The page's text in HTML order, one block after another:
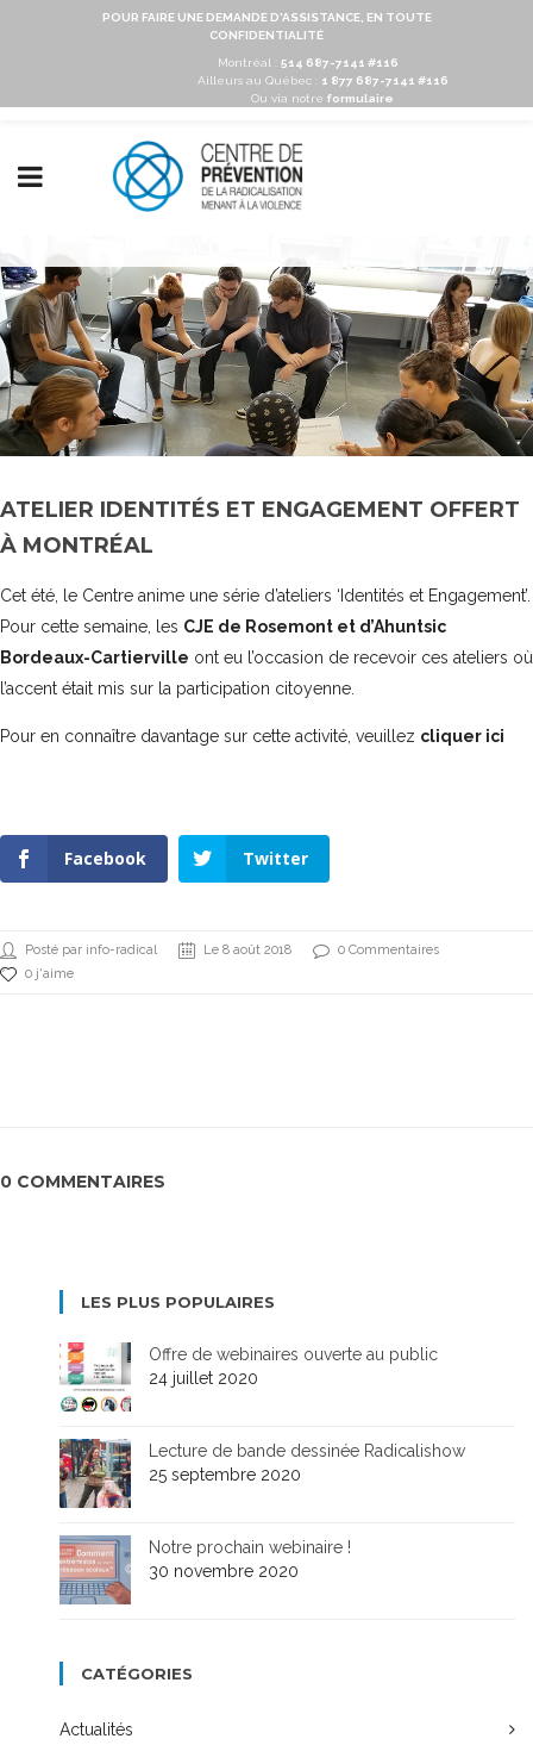
POUR FAIRE UNE DEMANDE D'ASSISTANCE, EN TOUTE
CONFIDENTIALITÉ
Montréal : 514 687-7141 #116
Ailleurs au Québec :
1 877 687-7141 #116
Ou via notre formulaire
ATELIER IDENTITÉS ET ENGAGEMENT OFFERT
À MONTRÉAL
Cet été, le Centre anime une série d’ateliers ‘Identités et Engagement’.
Pour cette semaine, les CJE de Rosemont et d’Ahuntsic
Bordeaux-Cartierville ont eu l’occasion de recevoir ces ateliers où
l’accent était mis sur la participation citoyenne.
Pour en connaître davantage sur cette activité, veuillez cliquer ici
Facebook Twitter
Posté par info-radical Le 8 août 2018
0 Commentaires
0 j'aime
0 COMMENTAIRES
LES PLUS POPULAIRES
Offre de webinaires ouverte au public
24 juillet 2020
Lecture de bande dessinée Radicalishow
25 septembre 2020
Notre prochain webinaire !
30 novembre 2020
CATÉGORIES
Actualités